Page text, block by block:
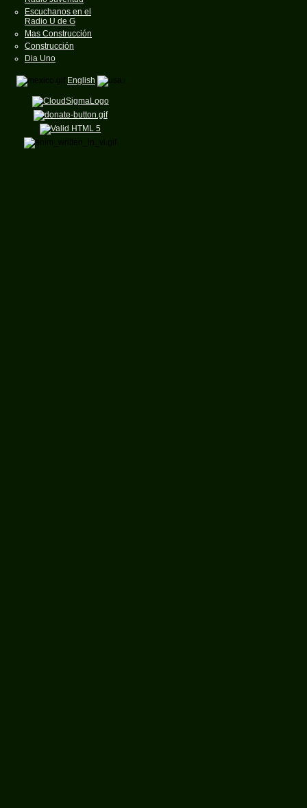
Escuchanos en el
Radio U de G
Mas Construcción
Construcción
Dia Uno
English